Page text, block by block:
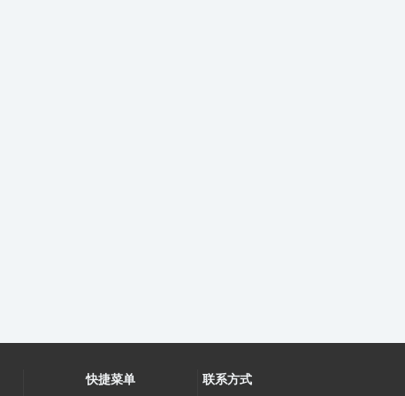
快捷菜单 联系方式